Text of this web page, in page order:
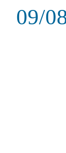
09/